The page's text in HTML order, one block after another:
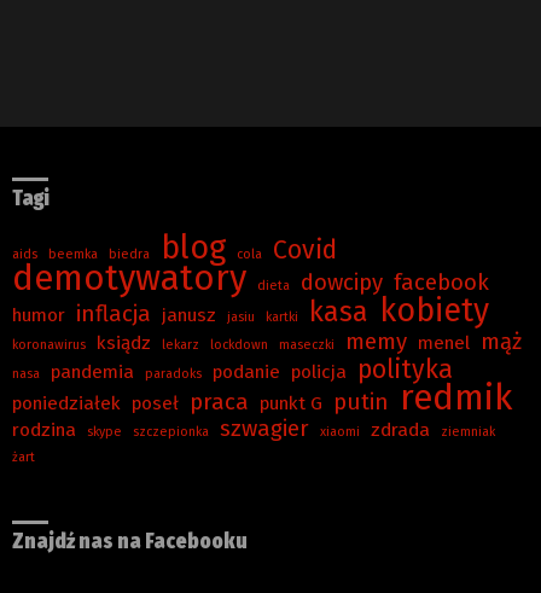
Tagi
aids beemka biedra blog cola Covid
demotywatory dieta dowcipy facebook
humor inflacja janusz jasiu kartki kasa kobiety
koronawirus ksiądz lekarz lockdown maseczki memy menel mąż
nasa pandemia paradoks podanie policja polityka
poniedziałek poseł praca punkt G putin redmik
rodzina skype szczepionka szwagier xiaomi zdrada
ziemniak
żart
Znajdź nas na Facebooku